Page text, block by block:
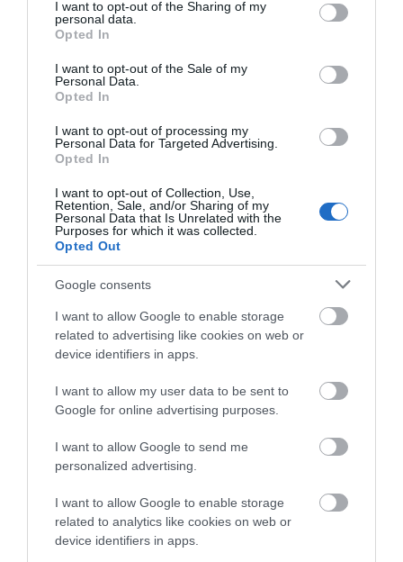
not limited to your visit or usage behaviour. You may click to
grant or deny consent to Google and its third-party tags to
use your data for below specified purposes in below Google
consent section.
I want to opt-out of the Sharing of my
personal data.
Opted In
I want to opt-out of the Sale of my
Personal Data.
Opted In
I want to opt-out of processing my
Personal Data for Targeted Advertising.
Opted In
I want to opt-out of Collection, Use,
Retention, Sale, and/or Sharing of my
Personal Data that Is Unrelated with the
Purposes for which it was collected.
Opted Out
Google consents
I want to allow Google to enable storage
related to advertising like cookies on web or
device identifiers in apps.
I want to allow my user data to be sent to
Google for online advertising purposes.
I want to allow Google to send me
personalized advertising.
I want to allow Google to enable storage
related to analytics like cookies on web or
device identifiers in apps.
Υato Τριβείο 1010W
75Χ533mm YT-82240
85,00 €
Vorel 81114 Έκκεντρο
Τριβείο Αέρος με
Διάμετρο 150mm
39,00 €